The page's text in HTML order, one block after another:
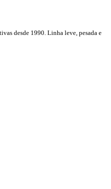
desde 1990. Linha leve, pesada e